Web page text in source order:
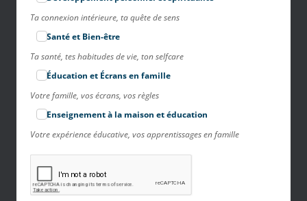
Ta connexion intérieure, ta quête de sens
Santé et Bien-être
Ta santé, tes habitudes de vie, ton selfcare
Éducation et Écrans en famille
Votre famille, vos écrans, vos règles
Enseignement à la maison et éducation
Votre expérience éducative, vos apprentissages en famille